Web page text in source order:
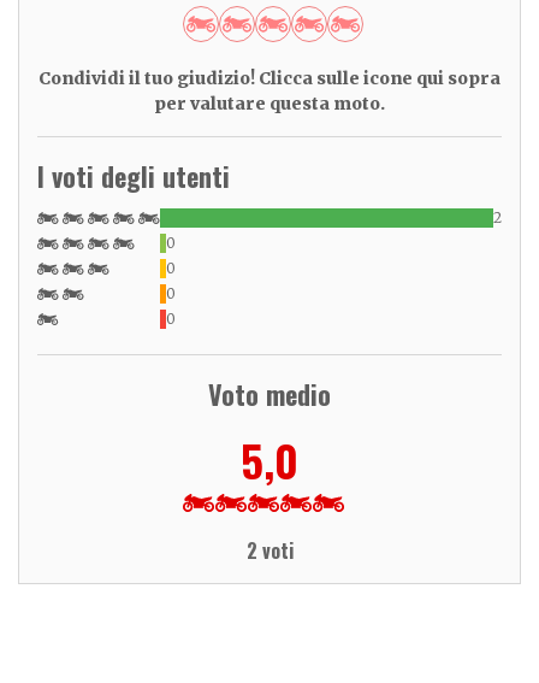
Condividi il tuo giudizio! Clicca sulle icone qui sopra
per valutare questa moto.
I voti degli utenti
2
0
0
0
0
Voto medio
5,0
2 voti